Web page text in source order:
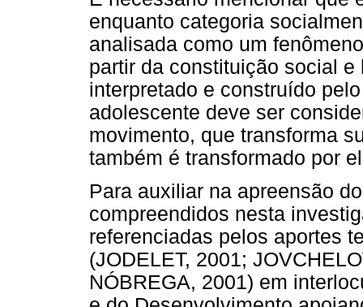
enquanto categoria
analisada como um
partir da constituição social
interpretado e construído
adolescente deve ser
movimento, que transforma
também é transformado por
Para auxiliar na apreensão
compreendidos nesta
referenciadas pelos aportes
(JODELET, 2001;
NÓBREGA, 2001) em